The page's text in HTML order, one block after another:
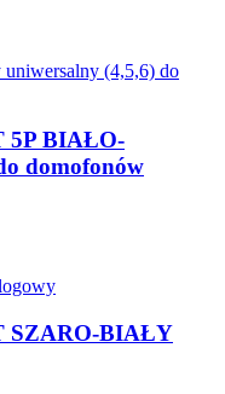
5P BIAŁO-
domofonów
SZARO-BIAŁY